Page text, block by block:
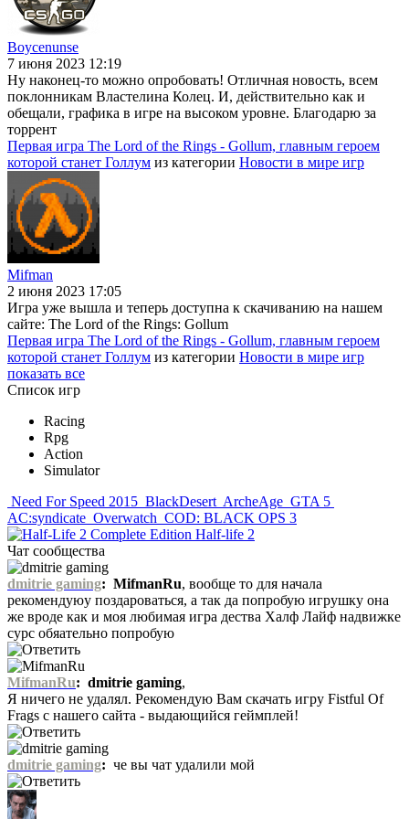
Boycenunse
7 июня 2023 12:19
Ну наконец-то можно опробовать! Отличная новость, всем
поклонникам Властелина Колец. И, действительно как и
обещали, графика в игре на высоком уровне. Благодарю за
торрент
Первая игра The Lord of the Rings - Gollum, главным героем
которой станет Голлум из категории Новости в мире игр
Mifman
2 июня 2023 17:05
Игра уже вышла и теперь доступна к скачиванию на нашем
сайте: The Lord of the Rings: Gollum
Первая игра The Lord of the Rings - Gollum, главным героем
которой станет Голлум из категории Новости в мире игр
показать все
Список игр
Racing
Rpg
Action
Simulator
Need For Speed 2015 BlackDesert ArcheAge GTA 5
AC:syndicate Overwatch COD: BLACK OPS 3
Half-life 2
Чат сообщества
dmitrie gaming: MifmanRu, вообще то для начала
рекомендуюу поздароваться, а так да попробую игрушку она
же вроде как и моя любимая игра дества Халф Лайф надвижке
сурс обяательно попробую
MifmanRu: dmitrie gaming,
Я ничего не удалял. Рекомендую Вам скачать игру Fistful Of
Frags с нашего сайта - выдающийся геймплей!
dmitrie gaming: че вы чат удалили мой